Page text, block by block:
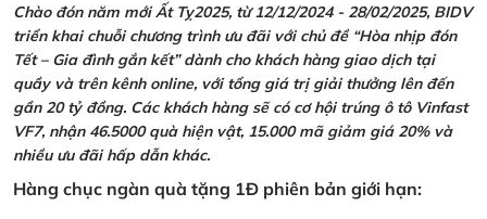
Chào đón năm mới Ất Tỵ2025, từ 12/12/2024 - 28/02/2025, BIDV
triển khai chuỗi chương trình ưu đãi với chủ đề “Hòa nhịp đón
Tết – Gia đình gắn kết” dành cho khách hàng giao dịch tại
quầy và trên kênh online, với tổng giá trị giải thưởng lên đến
gần 20 tỷ đồng. Các khách hàng sẽ có cơ hội trúng ô tô Vinfast
VF7, nhận 46.5000 quà hiện vật, 15.000 mã giảm giá 20% và
nhiều ưu đãi hấp dẫn khác.
Hàng chục ngàn quà tặng 1Đ phiên bản giới hạn: